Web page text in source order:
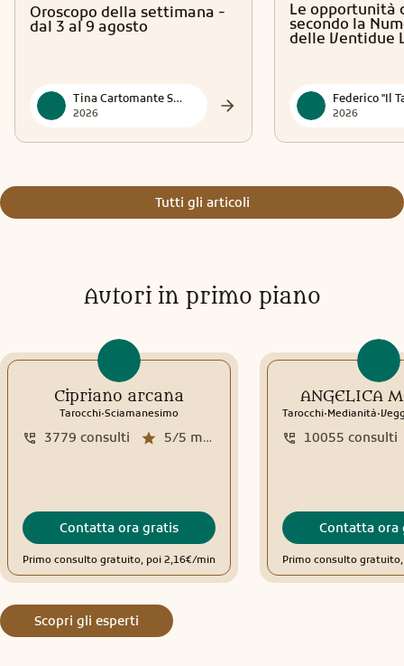
vita. 💫 Lettura dello Scopo della Vita: Un viaggio per
comprendere la tua direzione spirituale. 💫 Lettura delle
Oroscopo della settimana -
dal 3 al 9 agosto
Tina Cartomante Sensitiva
2026
Le opportunità
secondo la
delle Ventidue
2026
Tutti gli articoli
Autori in primo piano
Cipriano arcana
Tarocchi.Sciamanesimo
5/5 media recensioni
3779 consulti
Contatta ora gratis
Primo consulto gratuito, poi 2,16€/min
ANGELICA
Tarocchi.Medianità.
10055 consulti
Contatta ora
Primo consulto
Scopri gli esperti